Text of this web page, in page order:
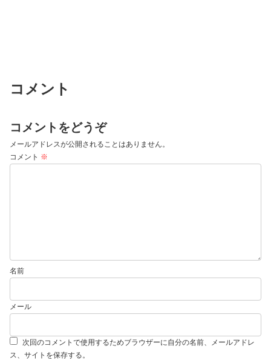
コメント
コメントをどうぞ
メールアドレスが公開されることはありません。
コメント ※
名前
メール
次回のコメントで使用するためブラウザーに自分の名前、メールアドレ
ス、サイトを保存する。